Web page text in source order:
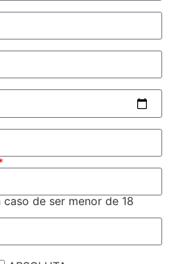
de ser menor de 18